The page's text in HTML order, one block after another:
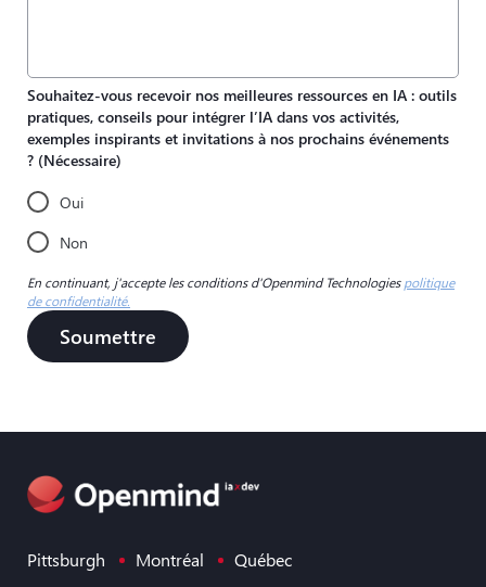
Souhaitez-vous recevoir nos meilleures ressources en IA : outils
pratiques, conseils pour intégrer l’IA dans vos activités,
exemples inspirants et invitations à nos prochains événements
? (Nécessaire)
Oui
Non
En continuant, j'accepte les conditions d'Openmind Technologiespolitique
de confidentialité.
Soumettre
Pittsburgh Montréal Québec